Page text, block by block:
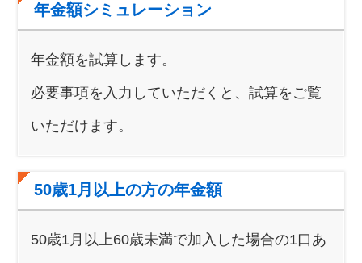
年金額シミュレーション
年金額を試算します。
必要事項を入力していただくと、試算をご覧
いただけます。
50歳1月以上の方の年金額
50歳1月以上60歳未満で加入した場合の1口あ